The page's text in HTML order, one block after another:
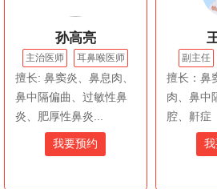
孙高亮
主治医师 耳鼻喉医师
擅长: 鼻窦炎、鼻息肉、
鼻中隔偏曲、过敏性鼻
炎、肥厚性鼻炎...
我要预约
副主任
擅长：鼻
肉、鼻中
腔、鼾症